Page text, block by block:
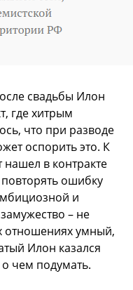
свадьбы Илон
где хитрым
что при разводе
оспорить это. К
в контракте
ошибку
и
– не
отношениях умный,
Илон казался
чем подумать.